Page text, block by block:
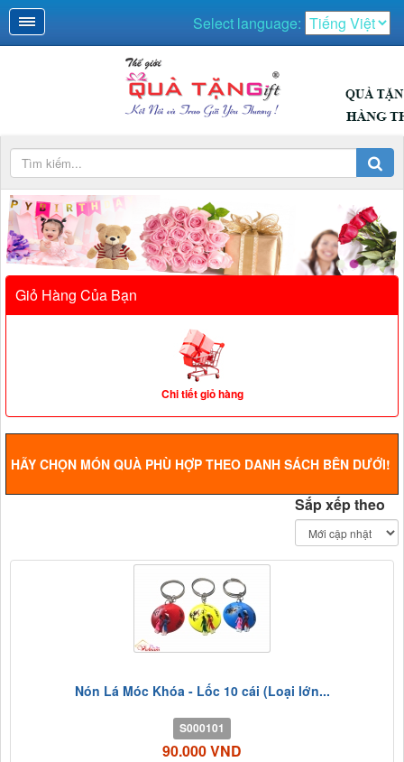
Select language:
QUÀ NGÀY LỄ
Giỏ Hàng Của Bạn
Chi tiết giỏ hàng
HÃY CHỌN MÓN QUÀ PHÙ HỢP THEO DANH SÁCH BÊN DƯỚI!
Sắp xếp theo
Nón Lá Móc Khóa - Lốc 10 cái (Loại lớn...
S000101
90.000 VND